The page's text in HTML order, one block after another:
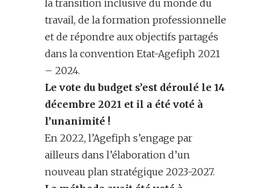
la transition inclusive du monde du
travail, de la formation professionnelle
et de répondre aux objectifs partagés
dans la convention Etat-Agefiph 2021
– 2024.
Le vote du budget s’est déroulé le 14
décembre 2021 et il a été voté à
l’unanimité !
En 2022, l’Agefiph s’engage par
ailleurs dans l’élaboration d’un
nouveau plan stratégique 2023-2027.